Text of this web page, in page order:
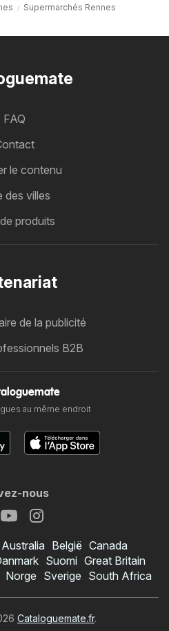
Supermarchés Rennes
FAQ
le contenu
des villes
produits
de la publicité
B2B
au même endroit
nous
Australia België Canada
Suomi Great Britain
Norge Sverige South Africa
Cataloguemate.fr.